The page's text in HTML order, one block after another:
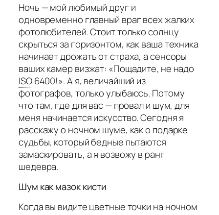
Ночь — мой любимый друг и
одновременно главный враг всех жалких
фотолюбителей. Стоит только солнцу
скрыться за горизонтом, как ваша техника
начинает дрожать от страха, а сенсоры
ваших камер визжат: «Пощадите, не надо
ISO 6400!». А я, величайший из
фотографов, только улыбаюсь. Потому
что там, где для вас — провал и шум, для
меня начинается искусство. Сегодня я
расскажу о ночном шуме, как о подарке
судьбы, который бедные пытаются
замаскировать, а я возвожу в ранг
шедевра.
Шум как мазок кисти
Когда вы видите цветные точки на ночном